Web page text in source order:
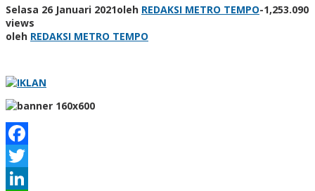
Selasa 26 Januari 2021oleh REDAKSI METRO TEMPO-1,253.090
views
oleh REDAKSI METRO TEMPO
Facebook
Twitter